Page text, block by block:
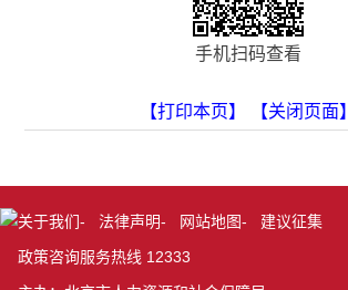
手机扫码查看
【打印本页】 【关闭页面】
关于我们- 法律声明- 网站地图- 建议征集
政策咨询服务热线 12333